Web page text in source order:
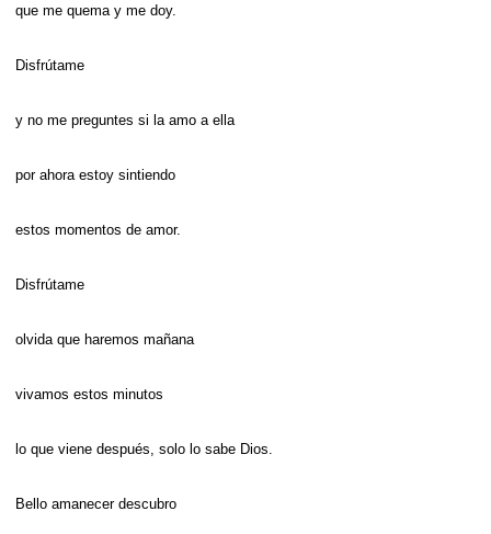
que me quema y me doy.
Disfrútame
y no me preguntes si la amo a ella
por ahora estoy sintiendo
estos momentos de amor.
Disfrútame
olvida que haremos mañana
vivamos estos minutos
lo que viene después, solo lo sabe Dios.
Bello amanecer descubro